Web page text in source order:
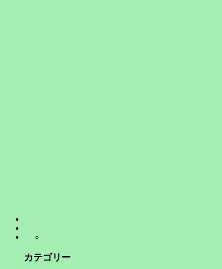
カテゴリー